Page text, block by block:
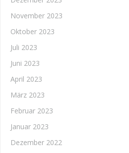
November 2023
Oktober 2023
Juli 2023
Juni 2023
April 2023
März 2023
Februar 2023
Januar 2023
Dezember 2022